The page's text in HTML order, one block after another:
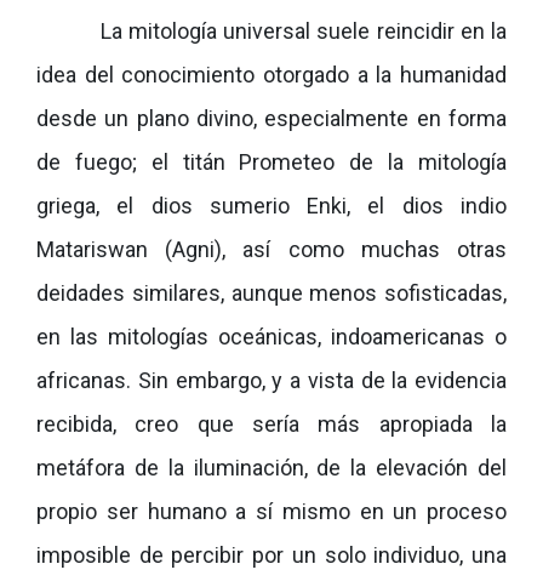
La mitología universal suele reincidir en la
idea del conocimiento otorgado a la humanidad
desde un plano divino, especialmente en forma
de fuego; el titán Prometeo de la mitología
griega, el dios sumerio Enki, el dios indio
Matariswan (Agni), así como muchas otras
deidades similares, aunque menos sofisticadas,
en las mitologías oceánicas, indoamericanas o
africanas. Sin embargo, y a vista de la evidencia
recibida, creo que sería más apropiada la
metáfora de la iluminación, de la elevación del
propio ser humano a sí mismo en un proceso
imposible de percibir por un solo individuo, una